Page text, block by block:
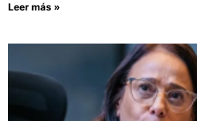
Leer más »